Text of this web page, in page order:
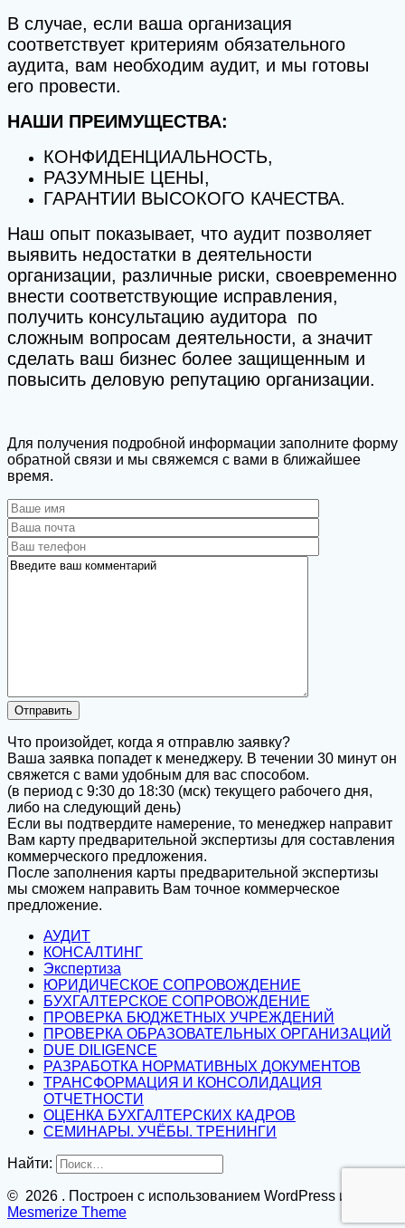
В случае, если ваша организация
соответствует критериям обязательного
аудита, вам необходим аудит, и мы готовы
его провести.
НАШИ ПРЕИМУЩЕСТВА:
КОНФИДЕНЦИАЛЬНОСТЬ,
РАЗУМНЫЕ ЦЕНЫ,
ГАРАНТИИ ВЫСОКОГО КАЧЕСТВА.
Наш опыт показывает, что аудит позволяет
выявить недостатки в деятельности
организации, различные риски, своевременно
внести соответствующие исправления,
получить консультацию аудитора по
сложным вопросам деятельности, а значит
сделать ваш бизнес более защищенным и
повысить деловую репутацию организации.
Для получения подробной информации заполните форму
обратной связи и мы свяжемся с вами в ближайшее
время.
Что произойдет, когда я отправлю заявку?
Ваша заявка попадет к менеджеру. В течении 30 минут он
свяжется с вами удобным для вас способом.
(в период с 9:30 до 18:30 (мск) текущего рабочего дня,
либо на следующий день)
Если вы подтвердите намерение, то менеджер направит
Вам карту предварительной экспертизы для составления
коммерческого предложения.
После заполнения карты предварительной экспертизы
мы сможем направить Вам точное коммерческое
предложение.
АУДИТ
КОНСАЛТИНГ
Экспертиза
ЮРИДИЧЕСКОЕ СОПРОВОЖДЕНИЕ
БУХГАЛТЕРСКОЕ СОПРОВОЖДЕНИЕ
ПРОВЕРКА БЮДЖЕТНЫХ УЧРЕЖДЕНИЙ
ПРОВЕРКА ОБРАЗОВАТЕЛЬНЫХ ОРГАНИЗАЦИЙ
DUE DILIGENCE
РАЗРАБОТКА НОРМАТИВНЫХ ДОКУМЕНТОВ
ТРАНСФОРМАЦИЯ И КОНСОЛИДАЦИЯ
ОТЧЕТНОСТИ
ОЦЕНКА БУХГАЛТЕРСКИХ КАДРОВ
СЕМИНАРЫ. УЧЁБЫ. ТРЕНИНГИ
Найти:
© 2026 . Построен с использованием WordPress и
Mesmerize Theme